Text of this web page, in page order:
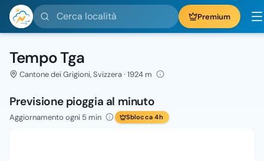
Cerca località Premium
Tempo Tga
Cantone dei Grigioni, Svizzera · 1924 m
Previsione pioggia al minuto
Aggiornamento ogni 5 min Sblocca 4h